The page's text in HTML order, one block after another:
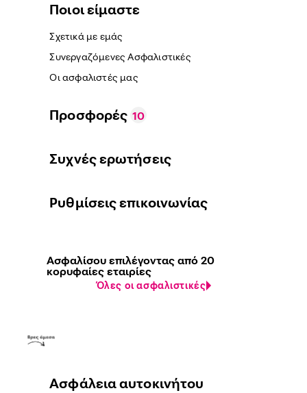
Ποιοι είμαστε
Σχετικά με εμάς
Συνεργαζόμενες Ασφαλιστικές
Οι ασφαλιστές μας
Προσφορές 10
Συχνές ερωτήσεις
Ρυθμίσεις επικοινωνίας
Ασφαλίσου επιλέγοντας από 20
κορυφαίες εταιρίες
Όλες οι ασφαλιστικές
Ασφάλεια αυτοκινήτου